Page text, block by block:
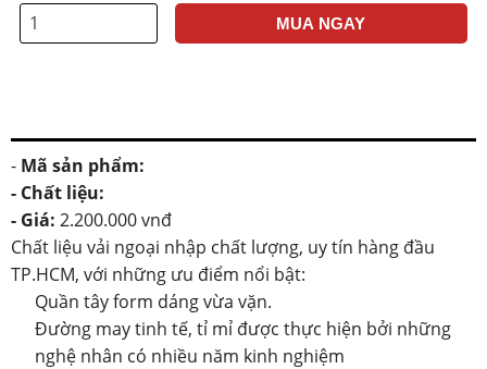
MUA NGAY
- Mã sản phẩm:
- Chất liệu:
- Giá: 2.200.000 vnđ
Chất liệu vải ngoại nhập chất lượng, uy tín hàng đầu
TP.HCM, với những ưu điểm nổi bật:
Quần tây form dáng vừa vặn.
Đường may tinh tế, tỉ mỉ được thực hiện bởi những
nghệ nhân có nhiều năm kinh nghiệm